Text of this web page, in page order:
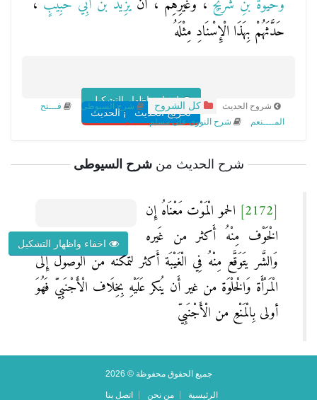
وَحَيْوَةَ بْنِ شُرَيْحٍ ، وَغَيْرِهِمْ ، أَنَّيَزِيدَ بْنَ أَبِي حَبِيبٍ ،
حَدَّثَهُمْ بِهَذَا الْإِسْنَادِ مِثْلَهُ
اخفاء واظهار التشكيل
تخريج الحديثشروح الحديث
شروح الحديث كل الشروح شرح السيوطى
فـــتح
المــــنعم
شرح النووى على مسلم
شرح الحديث منشرح السيوطى
اخفاء واظهار التشكيل
[2172]
الحمو الْمَوْت مَعْنَاهُ إِن
الْخَوْف مِنْهُ أَكثر من غَيره
وَالشَّر يتَوَقَّع مِنْهُ فِي الْغَيْبَة أَكثر لتمكنه من الْوُصُول إِلَى
الْمَرْأَة وَالْخلْوَة من غير أَن يُنكر عَلَيْهِ بِخِلَاف الْأَجْنَبِيّ فَهُوَ
أولى بِالْمَنْعِ من الْأَجْنَبِيّ
جميع الحقوق محفوظة © 2026
الرئيسية من نحن اتصل بنا